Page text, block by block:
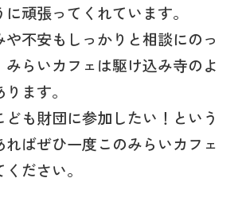
頑張ってくれています。
不安もしっかりと相談にのっ
らいカフェは駆け込み寺のよ
ます。
も財団に参加したい！という
ばぜひ一度このみらいカフェ
ださい。